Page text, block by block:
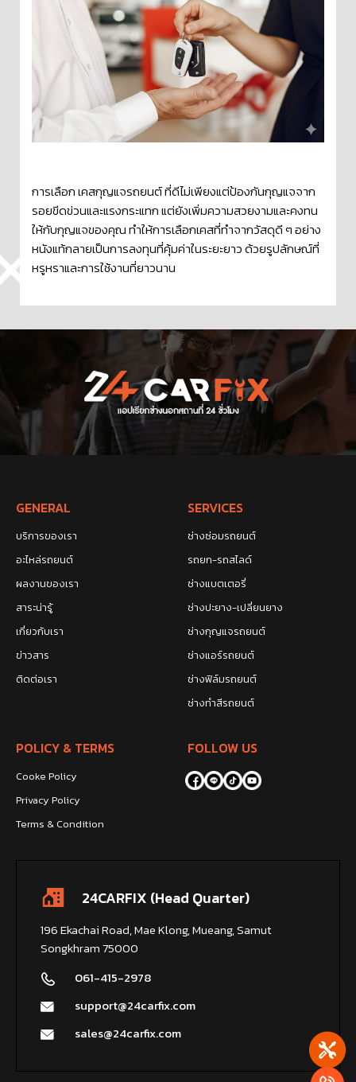
การเลือก เคสกุญแจรถยนต์ ที่ดีไม่เพียงแต่ป้องกันกุญแจจาก
รอยขีดข่วนและแรงกระแทก แต่ยังเพิ่มความสวยงามและคงทน
ให้กับกุญแจของคุณ ทำให้การเลือกเคสที่ทำจากวัสดุดี ๆ อย่าง
หนังแท้กลายเป็นการลงทุนที่คุ้มค่าในระยะยาว ด้วยรูปลักษณ์ที่
หรูหราและการใช้งานที่ยาวนาน
GENERAL
บริการของเรา
อะไหล่รถยนต์
ผลงานของเรา
สาระน่ารู้
เกี่ยวกับเรา
ข่าวสาร
ติดต่อเรา
SERVICES
ช่างซ่อมรถยนต์
รถยก-รถสไลด์
ช่างแบตเตอรี่
ช่างปะยาง-เปลี่ยนยาง
ช่างกุญแจรถยนต์
ช่างแอร์รถยนต์
ช่างฟิล์มรถยนต์
ช่างทำสีรถยนต์
POLICY & TERMS
Cooke Policy
Privacy Policy
Terms & Condition
FOLLOW US
24CARFIX (Head Quarter)
196 Ekachai Road, Mae Klong, Mueang, Samut
Songkhram 75000
061-415-2978
support@24carfix.com
sales@24carfix.com